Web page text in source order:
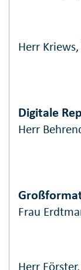
Herr
Digitale
Herr
Frau
Herr